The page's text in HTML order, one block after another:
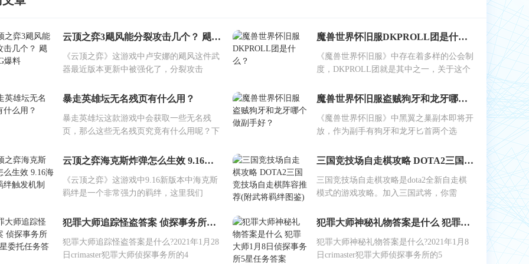
云顶之弈3飓风能分裂攻击几个？ 飓风BUG爆料
《云顶之弈》这游戏中卢安娜的飓风这件武
器最近版本更新中被强化了，分裂攻击
魔兽世界怀旧服DKPROLL团是什么？
《魔兽世界怀旧服》中存在着多样的公会制
度，DKPROLL团就是其中之一，关于这个
暴走英雄坛无名残页有什么用？
暴走英雄坛这款游戏中会获取一些无名残
页，那么这些无名残页究竟有什么用呢？下
魔兽世界怀旧服盗贼狗牙和龙牙哪个做副手好？
《魔兽世界怀旧服》中黑翼之巢副本即将开
放，作为副手有狗牙和龙牙匕首两个选
云顶之弈海克斯炸弹怎么生效 9.16海克斯羁绊触发机制
《云顶之弈》这游戏中9.16新版本中海克斯
羁绊是一个非常强力的羁绊，这里我们
三国竞技场自走棋攻略 DOTA2三国竞技场自走棋阵容推荐(附武将羁绊图鉴)
三国竞技场自走棋攻略是dota2全新自走棋
模式的游戏攻略。加入三国武将，你需
犯罪大师追踪怪盗答案 侦探事务所周四4星委托任务答案
犯罪大师追踪怪盗答案是什么?2021年1月28
日crimaster犯罪大师侦探事务所的4
犯罪大师神秘礼物答案是什么 犯罪大师1月8日侦探事务所5星任务答案
犯罪大师神秘礼物答案是什么?2021年1月8
日crimaster犯罪大师侦探事务所的5